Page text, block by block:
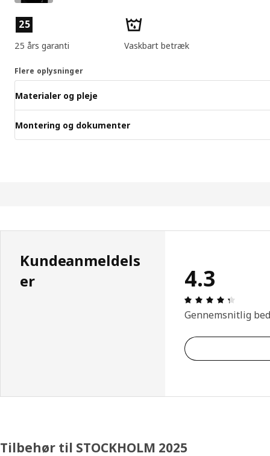
Produktfunktioner
25
25 års garanti Vaskbart betræk
Flere oplysninger
Materialer og pleje
Montering og dokumenter
Kundeanmeldels
er
4.3
Gennemsnitlig
Tilbehør til STOCKHOLM 2025